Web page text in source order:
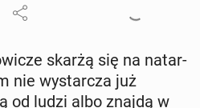
skarżą się na na­tar­
nie wy­star­cza już
od ludzi albo znajdą w